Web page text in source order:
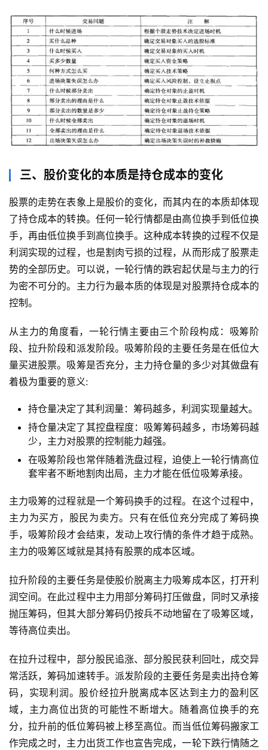
首
财
商
投
资
入
门
三、股价变化的本质是持仓成本的变化
股票的走势在表象上是股价的变化，而其内在的本质却体现
了持仓成本的转换。任何一轮行情都是由高位换手到低位换
手，再由低位换手到高位换手。这种成本转换的过程不仅是
利润实现的过程，也是割肉亏损的过程，从而形成了股票走
势的全部历史。可以说，一轮行情的跌宕起伏是与主力的行
为密不可分的。主力行为最本质的体现是对股票持仓成本的
控制。
从主力的角度看，一轮行情主要由三个阶段构成：吸筹阶
段、拉升阶段和派发阶段。吸筹阶段的主要任务是在低位大
量买进股票。吸筹是否充分，主力持仓量的多少对其做盘有
着极为重要的意义:
持仓量决定了其利润量：筹码越多，利润实现量越大。
持仓量决定了其控盘程度：吸筹筹码越多，市场筹码越
少，主力对股票的控制能力越强。
在吸筹阶段也常伴随着洗盘过程，迫使上一轮行情高位
套牢者不断地割肉出局，主力才能在低位吸筹承接。
主力吸筹的过程就是一个筹码换手的过程。在这个过程中，
主力为买方，股民为卖方。只有在低位充分完成了筹码换
手，吸筹阶段才会结束，发动上攻行情的条件才趋于成熟。
主力的吸筹区域就是其持有股票的成本区域。
拉升阶段的主要任务是使股价脱离主力吸筹成本区，打开利
润空间。在此过程中主力用部分筹码打压做盘，同时又承接
抛压筹码，但其大部分筹码仍按兵不动地留在了吸筹区域，
等待高位卖出。
在拉升过程中，部分股民追涨、部分股民获利回吐，成交异
常活跃，筹码加速转手。派发阶段的主要任务是卖出持仓筹
码，实现利润。股价经拉升脱离成本区达到主力的盈利区
域，主力高位出货的可能性不断增大。随着高位换手的充
分，拉升前的低位筹码被上移至高位。而当低位筹码搬家工
作完成之时，主力出货工作也宣告完成，一轮下跌行情随之